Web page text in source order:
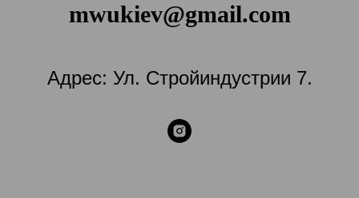
mwukiev@gmail.com
Адрес: Ул. Стройиндустрии 7.